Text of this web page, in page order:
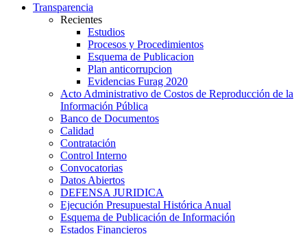
Transparencia
Recientes
Estudios
Procesos y Procedimientos
Esquema de Publicacion
Plan anticorrupcion
Evidencias Furag 2020
Acto Administrativo de Costos de Reproducción de la
Información Pública
Banco de Documentos
Calidad
Contratación
Control Interno
Convocatorias
Datos Abiertos
DEFENSA JURIDICA
Ejecución Presupuestal Histórica Anual
Esquema de Publicación de Información
Estados Financieros